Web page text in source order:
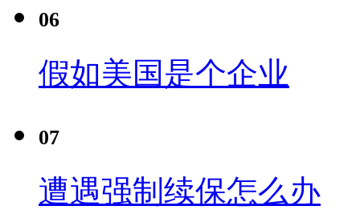
06
假如美国是个企业
07
遭遇强制续保怎么办